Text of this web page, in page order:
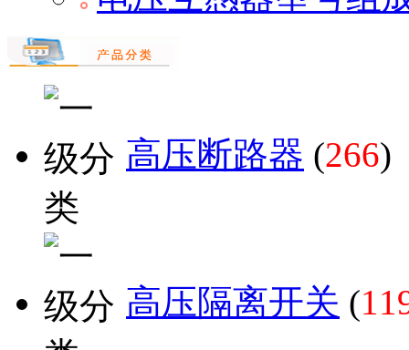
高压断路器 (266)
高压隔离开关 (